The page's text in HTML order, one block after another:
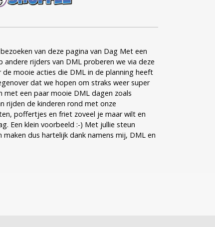
van deze pagina van Dag Met een
andere rijders van DML proberen we via deze
mooie acties die DML in de planning heeft
dat we hopen om straks weer super
met een paar mooie DML dagen zoals
rijden de kinderen rond met onze
poffertjes en friet zoveel je maar wilt en
Een klein voorbeeld :-) Met jullie steun
dus hartelijk dank namens mij, DML en